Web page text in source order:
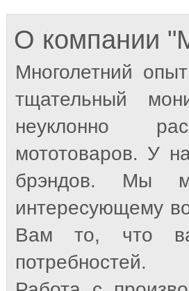
О компании
Многолетний
тщательный
неуклонно
мототоваров. У
брэндов. Мы
интересующему
Вам то, что
потребностей.